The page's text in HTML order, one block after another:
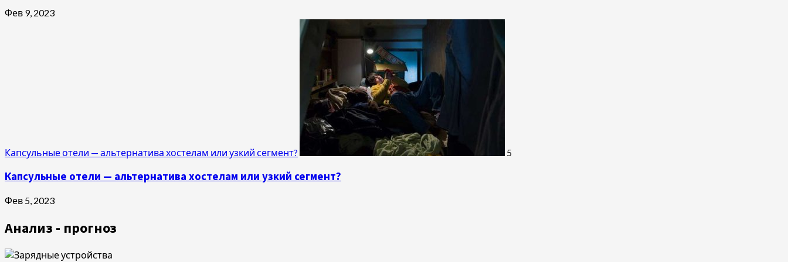
Фев 9, 2023
Капсульные отели — альтернатива хостелам или узкий сегмент? 5
Капсульные отели — альтернатива хостелам или узкий сегмент?
Фев 5, 2023
Анализ - прогноз